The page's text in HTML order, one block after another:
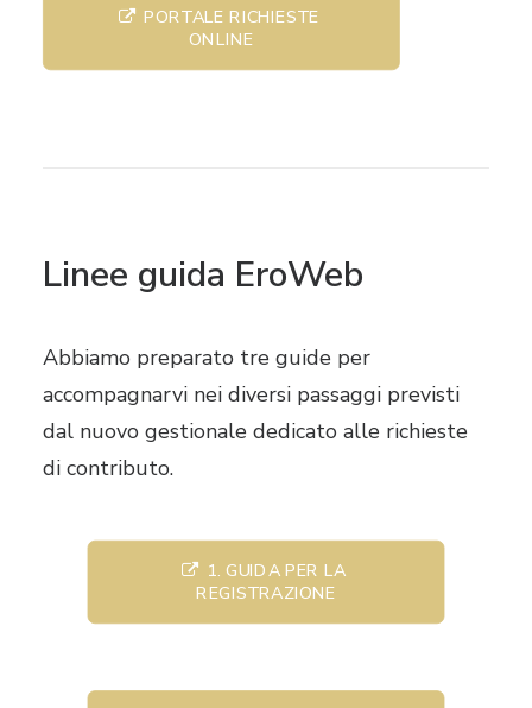
PORTALE RICHIESTE
ONLINE
Linee guida EroWeb
Abbiamo preparato tre guide per
accompagnarvi nei diversi passaggi previsti
dal nuovo gestionale dedicato alle richieste
di contributo.
1. GUIDA PER LA
REGISTRAZIONE